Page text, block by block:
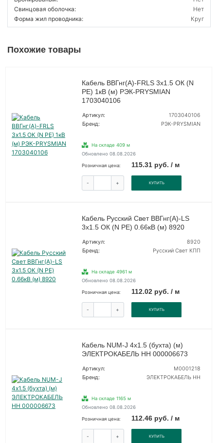
Свинцовая оболочка:
Нет
Форма жил проводника:
Круг
Похожие товары
Кабель ВВГнг(А)-FRLS 3х1.5 ОК (N
PE) 1кВ (м) РЭК-PRYSMIAN
1703040106
Артикул:
1703040106
Бренд:
РЭК-PRYSMIAN
На складе 409 м
Обновлено 08.08.2026
Розничная цена: 115.31 руб. / м
- + КУПИТЬ
Кабель Русский Свет ВВГнг(А)-LS
3х1.5 ОК (N PE) 0.66кВ (м) 8920
Артикул:
8920
Бренд:
Русский Свет КПП
На складе 4961 м
Обновлено 08.08.2026
Розничная цена: 112.02 руб. / м
- + КУПИТЬ
Кабель NUM-J 4х1.5 (бухта) (м)
ЭЛЕКТРОКАБЕЛЬ НН 000006673
Артикул:
M0001218
Бренд:
ЭЛЕКТРОКАБЕЛЬ НН
На складе 1165 м
Обновлено 08.08.2026
Розничная цена: 112.46 руб. / м
- + КУПИТЬ